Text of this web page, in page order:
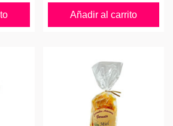
Añadir al carrito